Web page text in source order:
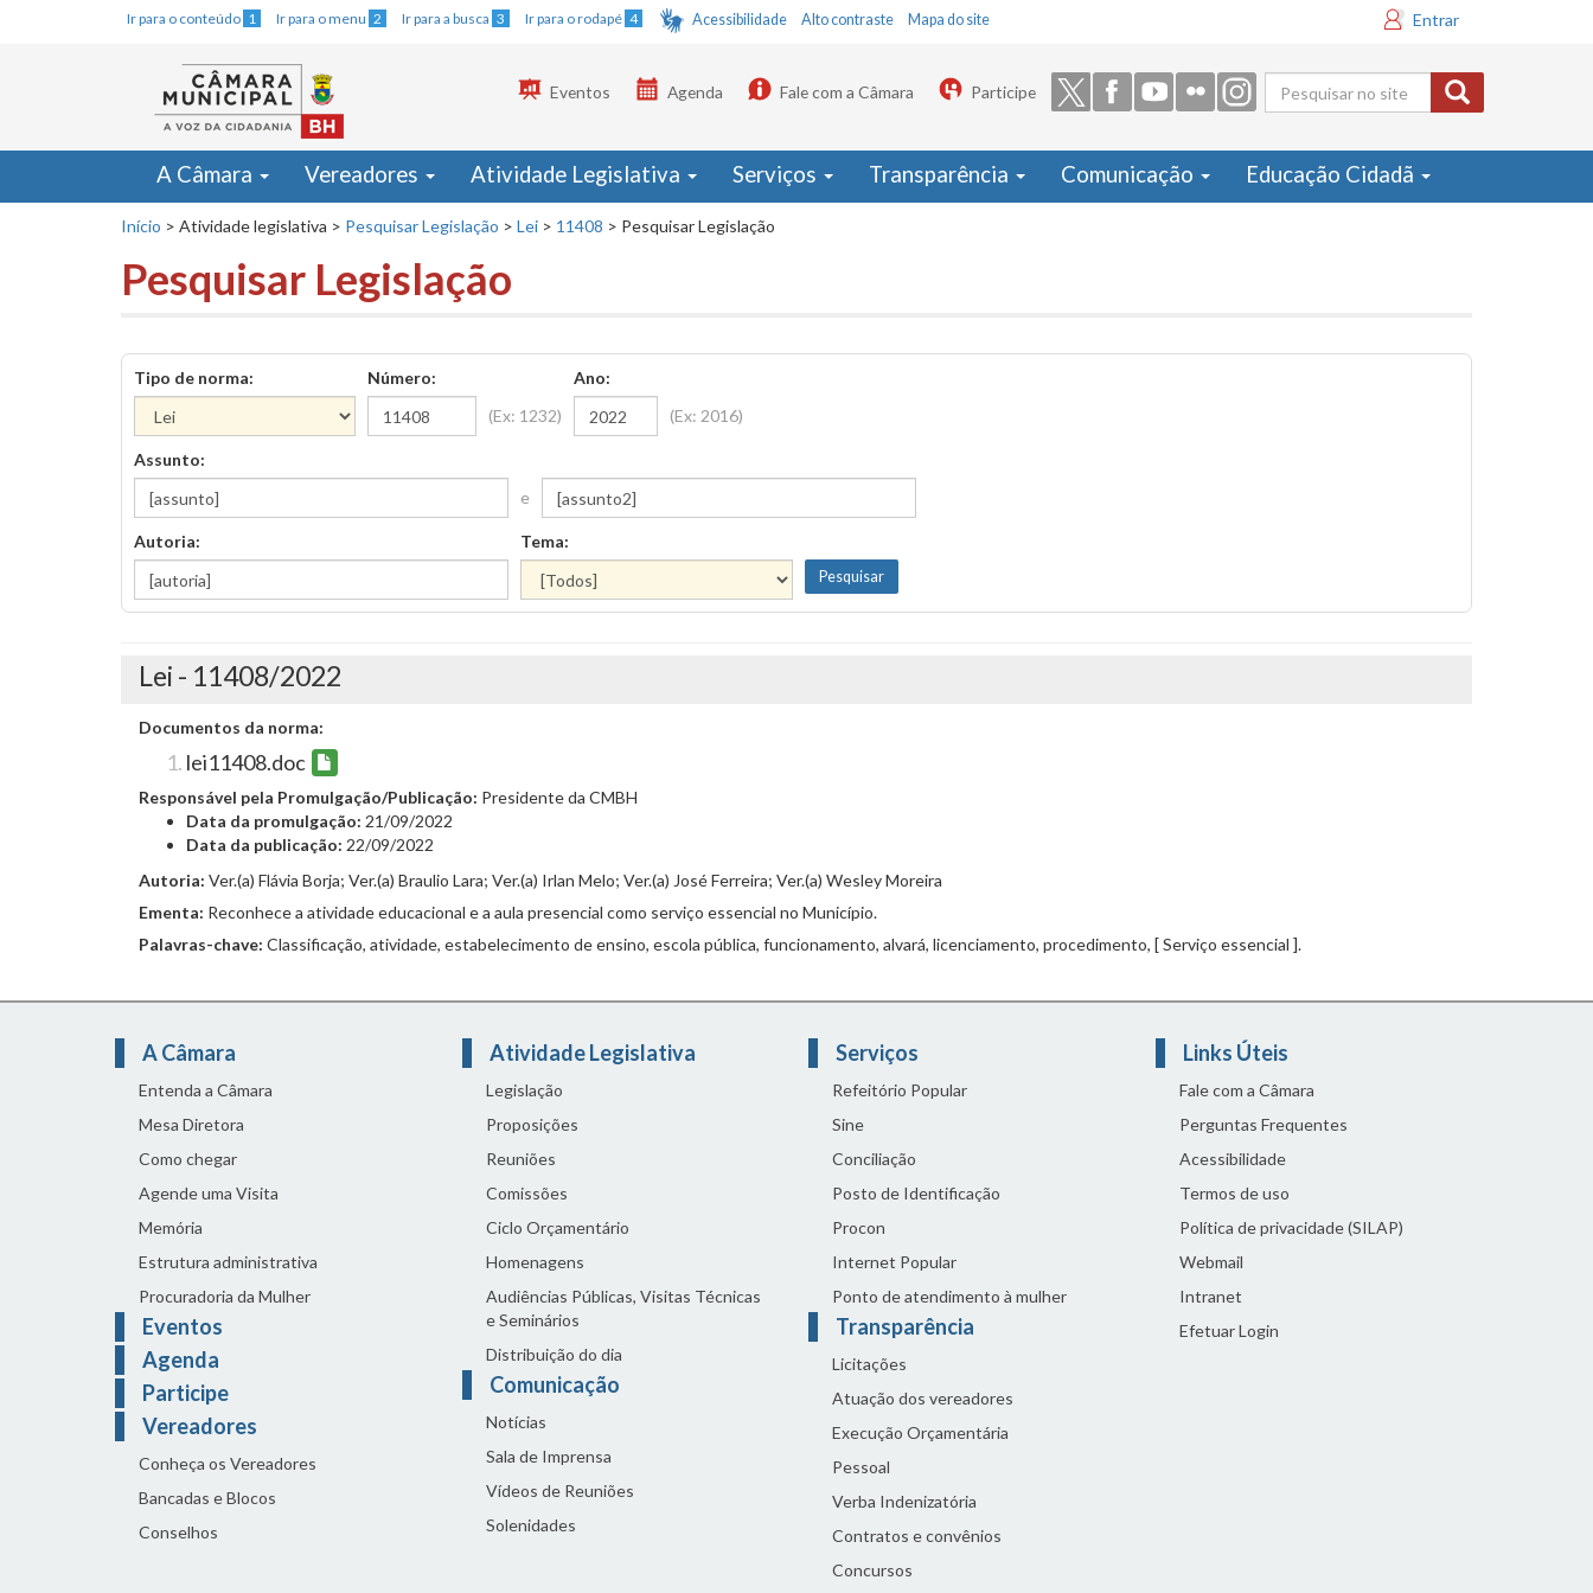
Ir para o conteúdo 1 Ir para o menu 2 Ir para a busca 3 Ir para o rodapé 4 Acessibilidade Alto contraste Mapa do site Entrar
Formulário
de busca
Eventos Agenda Fale com a Câmara Participe
A Câmara Vereadores Atividade Legislativa Serviços Transparência Comunicação Educação Cidadã
Início > Atividade legislativa > Pesquisar Legislação > Lei > 11408 > Pesquisar Legislação
Pesquisar Legislação
Tipo de norma:
Número:
(Ex: 1232)
Ano:
(Ex: 2016)
Assunto:
e
Autoria: Tema:
Lei - 11408/2022
Documentos da norma:
lei11408.doc
Responsável pela Promulgação/Publicação: Presidente da CMBH
Data da promulgação: 21/09/2022
Data da publicação: 22/09/2022
Autoria: Ver.(a) Flávia Borja; Ver.(a) Braulio Lara; Ver.(a) Irlan Melo; Ver.(a) José Ferreira; Ver.(a) Wesley Moreira
Ementa: Reconhece a atividade educacional e a aula presencial como serviço essencial no Município.
Palavras-chave: Classificação, atividade, estabelecimento de ensino, escola pública, funcionamento, alvará, licenciamento, procedimento, [ Serviço essencial ].
A Câmara
Entenda a Câmara
Mesa Diretora
Como chegar
Agende uma Visita
Memória
Estrutura administrativa
Procuradoria da Mulher
Eventos
Agenda
Participe
Vereadores
Conheça os Vereadores
Bancadas e Blocos
Conselhos
Atividade Legislativa
Legislação
Proposições
Reuniões
Comissões
Ciclo Orçamentário
Homenagens
Audiências Públicas, Visitas Técnicas
e Seminários
Distribuição do dia
Comunicação
Notícias
Sala de Imprensa
Vídeos de Reuniões
Solenidades
Serviços
Refeitório Popular
Sine
Conciliação
Posto de Identificação
Procon
Internet Popular
Ponto de atendimento à mulher
Transparência
Licitações
Atuação dos vereadores
Execução Orçamentária
Pessoal
Verba Indenizatória
Contratos e convênios
Concursos
Links Úteis
Fale com a Câmara
Perguntas Frequentes
Acessibilidade
Termos de uso
Política de privacidade (SILAP)
Webmail
Intranet
Efetuar Login